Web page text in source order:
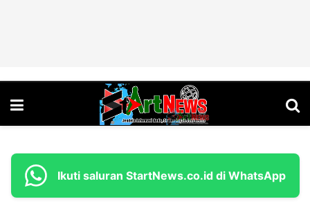
Ikuti saluran StartNews.co.id di WhatsApp